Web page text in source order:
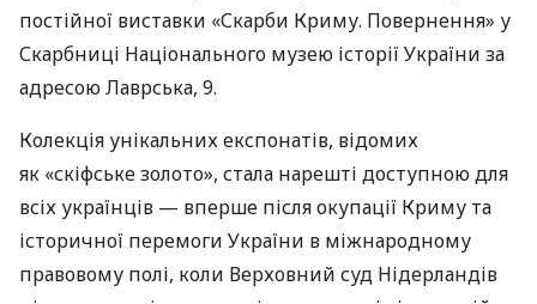
постійної виставки «Скарби Криму. Повернення» у
Скарбниці Національного музею історії України за
адресою Лаврська, 9.
Колекція унікальних експонатів, відомих
як «скіфське золото», стала нарешті доступною для
всіх українців — вперше після окупації Криму та
історичної перемоги України в міжнародному
правовому полі, коли Верховний суд Нідерландів